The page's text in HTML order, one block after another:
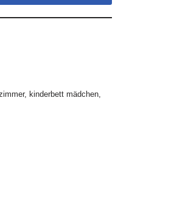
, kinderbett mädchen,